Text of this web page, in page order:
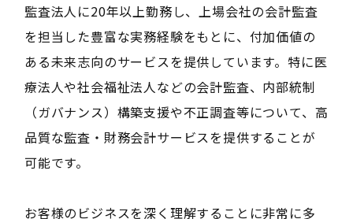
監査法人に20年以上勤務し、上場会社の会計監査
を担当した豊富な実務経験をもとに、付加価値の
ある未来志向のサービスを提供しています。特に医
療法人や社会福祉法人などの会計監査、内部統制
（ガバナンス）構築支援や不正調査等について、高
品質な監査・財務会計サービスを提供することが
可能です。
お客様のビジネスを深く理解することに非常に多